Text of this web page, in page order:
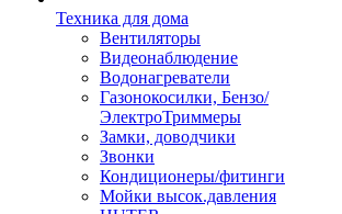
Техника для дома
Вентиляторы
Видеонаблюдение
Водонагреватели
Газонокосилки, Бензо/
ЭлектроТриммеры
Замки, доводчики
Звонки
Кондиционеры/фитинги
Мойки высок.давления